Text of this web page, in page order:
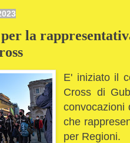
la
E' iniziato il
Cross di
convocazioni
che
per Regioni.